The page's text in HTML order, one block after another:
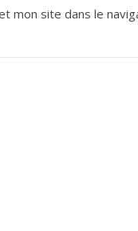
mon site dans le